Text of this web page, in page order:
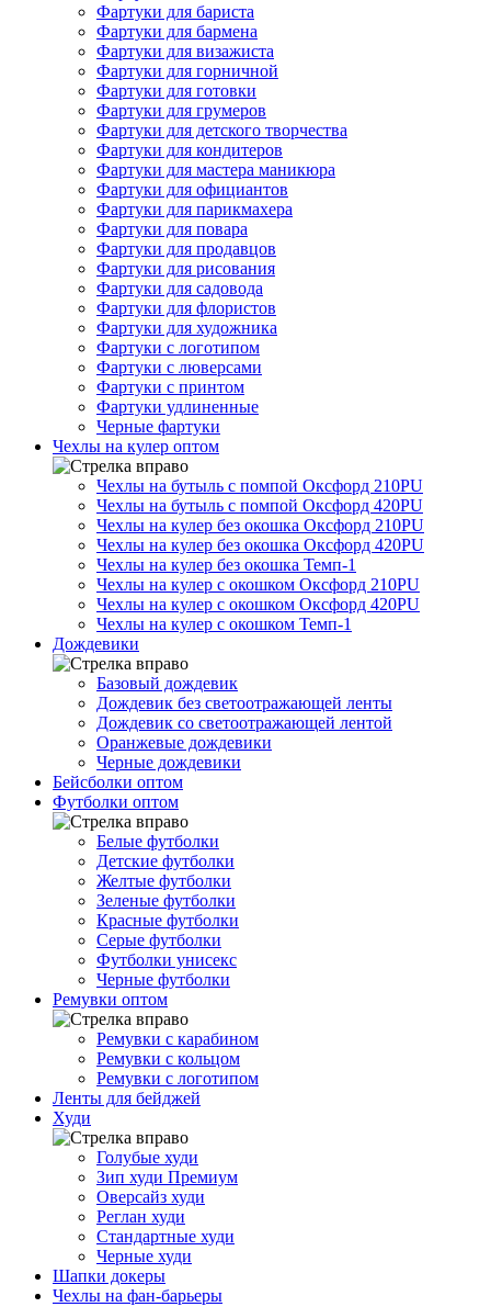
Фартуки для бариста
Фартуки для бармена
Фартуки для визажиста
Фартуки для горничной
Фартуки для готовки
Фартуки для грумеров
Фартуки для детского творчества
Фартуки для кондитеров
Фартуки для мастера маникюра
Фартуки для официантов
Фартуки для парикмахера
Фартуки для повара
Фартуки для продавцов
Фартуки для рисования
Фартуки для садовода
Фартуки для флористов
Фартуки для художника
Фартуки с логотипом
Фартуки с люверсами
Фартуки с принтом
Фартуки удлиненные
Черные фартуки
Чехлы на кулер оптом
Чехлы на бутыль с помпой Оксфорд 210PU
Чехлы на бутыль с помпой Оксфорд 420PU
Чехлы на кулер без окошка Оксфорд 210PU
Чехлы на кулер без окошка Оксфорд 420PU
Чехлы на кулер без окошка Темп-1
Чехлы на кулер с окошком Оксфорд 210PU
Чехлы на кулер с окошком Оксфорд 420PU
Чехлы на кулер с окошком Темп-1
Дождевики
Базовый дождевик
Дождевик без светоотражающей ленты
Дождевик со светоотражающей лентой
Оранжевые дождевики
Черные дождевики
Бейсболки оптом
Футболки оптом
Белые футболки
Детские футболки
Желтые футболки
Зеленые футболки
Красные футболки
Серые футболки
Футболки унисекс
Черные футболки
Ремувки оптом
Ремувки с карабином
Ремувки с кольцом
Ремувки с логотипом
Ленты для бейджей
Худи
Голубые худи
Зип худи Премиум
Оверсайз худи
Реглан худи
Стандартные худи
Черные худи
Шапки докеры
Чехлы на фан-барьеры